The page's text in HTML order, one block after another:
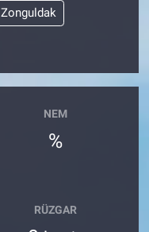
Zonguldak
NEM
%
RÜZGAR